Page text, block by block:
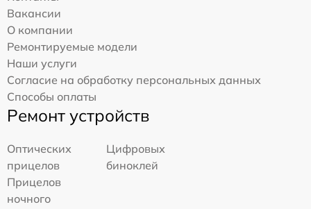
Вакансии
О компании
Ремонтируемые модели
Наши услуги
Согласие на обработку персональных данных
Способы оплаты
Ремонт устройств
Оптических
прицелов
Цифровых
биноклей
Прицелов
ночного